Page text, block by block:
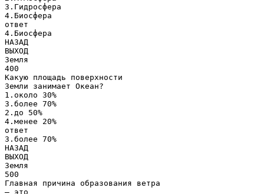
3.Гидросфера
4.Биосфера
ответ
4.Биосфера
НАЗАД
ВЫХОД
Земля
400
Какую площадь поверхности
Земли занимает Океан?
1.около 30%
3.более 70%
2.до 50%
4.менее 20%
ответ
3.более 70%
НАЗАД
ВЫХОД
Земля
500
Главная причина образования ветра
– это